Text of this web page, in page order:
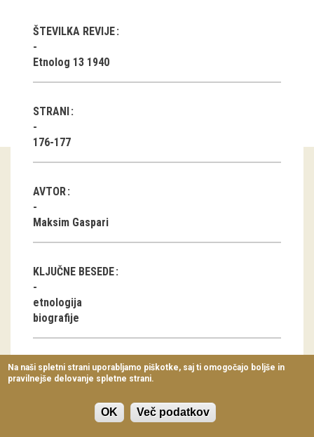
Stalne razstave
Občasne razstave
Gostovanja
E-razstave
Virtualni sprehodi
Razstavni projekti
Napovednik
Arhiv razstav
Koledar dogodkov
Prireditve
Predavanja
Delavnice
Vodeni ogledi
ŠTEVILKA REVIJE
Etnolog 13 1940
STRANI
176-177
AVTOR
Maksim Gaspari
KLJUČNE BESEDE
etnologija
biografije
ČLANEK V PDF OBLIKI
Prenesi pdf datoteko (265.28 KB)
Na naši spletni strani uporabljamo piškotke, saj ti omogočajo boljše in
pravilnejše delovanje spletne strani.
OK Več podatkov